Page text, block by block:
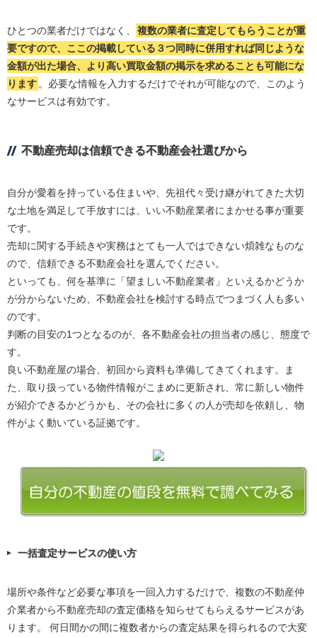
ひとつの業者だけではなく、
複数の業者に査定してもらうことが重
要ですので、ここの掲載している３つ同時に併用すれば同じような
金額が出た場合、より高い買取金額の掲示を求めることも可能にな
ります 。必要な情報を入力するだけでそれが可能なので、このよう
なサービスは有効です。
不動産売却は信頼できる不動産会社選びから
自分が愛着を持っている住まいや、先祖代々受け継がれてきた大切
な土地を満足して手放すには、いい不動産業者にまかせる事が重要
です。
売却に関する手続きや実務はとても一人ではできない煩雑なものな
ので、信頼できる不動産会社を選んでください。
といっても、何を基準に「望ましい不動産業者」といえるかどうか
が分からないため、不動産会社を検討する時点でつまづく人も多い
のです。
判断の目安の1つとなるのが、各不動産会社の担当者の感じ、態度で
す。
良い不動産屋の場合、初回から資料も準備してきてくれます。ま
た、取り扱っている物件情報がこまめに更新され、常に新しい物件
が紹介できるかどうかも、その会社に多くの人が売却を依頼し、物
件がよく動いている証拠です。
一括査定サービスの使い方
場所や条件など必要な事項を一回入力するだけで、複数の不動産仲
介業者から不動産売却の査定価格を知らせてもらえるサービスがあ
ります。 何日間かの間に複数者からの査定結果を得られるので大変